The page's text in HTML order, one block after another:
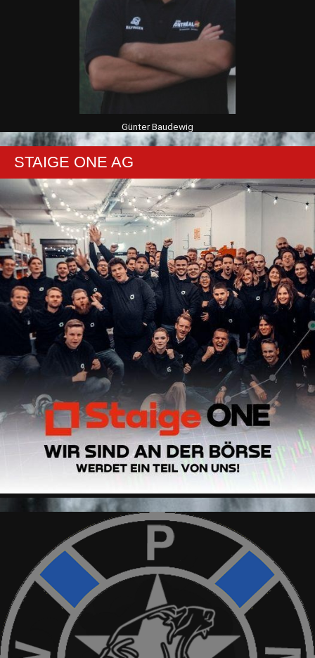
Günter Baudewig
STAIGE ONE AG